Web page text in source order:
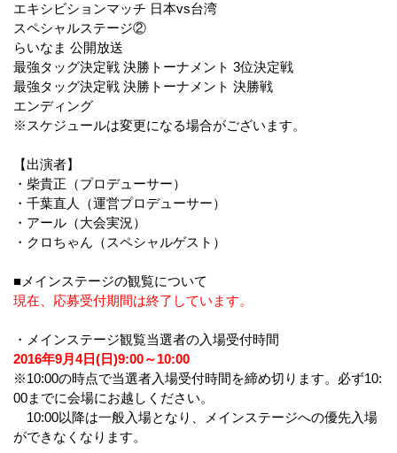
エキシビションマッチ 日本vs台湾
スペシャルステージ②
らいなま 公開放送
最強タッグ決定戦 決勝トーナメント 3位決定戦
最強タッグ決定戦 決勝トーナメント 決勝戦
エンディング
※スケジュールは変更になる場合がございます。
【出演者】
・柴貴正（プロデューサー）
・千葉直人（運営プロデューサー）
・アール（大会実況）
・クロちゃん（スペシャルゲスト）
■メインステージの観覧について
現在、応募受付期間は終了しています。
・メインステージ観覧当選者の入場受付時間
2016年9月4日(日)9:00～10:00
※10:00の時点で当選者入場受付時間を締め切ります。必ず10:
00までに会場にお越しください。
10:00以降は一般入場となり、メインステージへの優先入場
ができなくなります。